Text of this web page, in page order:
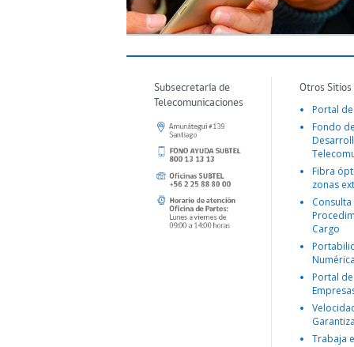
Subsecretaría de
Telecomunicaciones
Otros
Portal
Fondo
Fibra
zonas
Consulta
Cargo
Portal
Trabaja